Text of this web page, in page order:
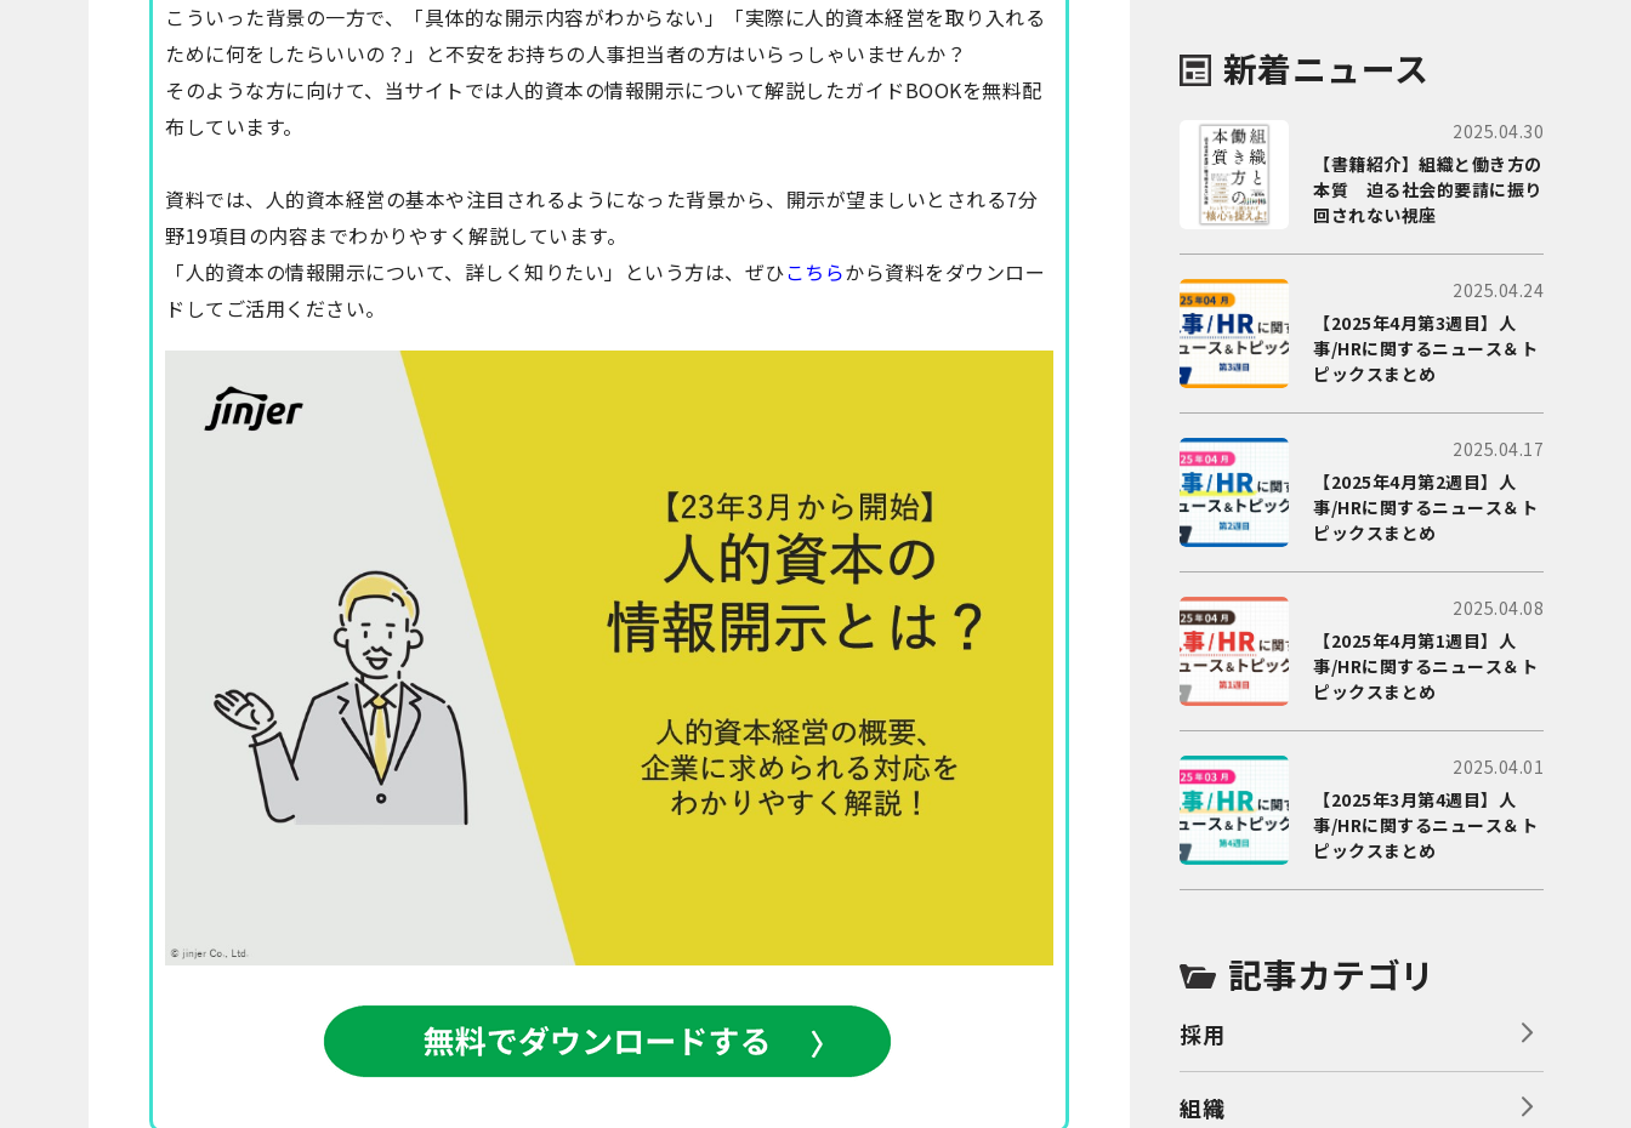
こういった背景の一方で、「具体的な開示内容がわからない」「実際に人的資本経営を取り入れる
ために何をしたらいいの？」と不安をお持ちの人事担当者の方はいらっしゃいませんか？
そのような方に向けて、当サイトでは人的資本の情報開示について解説したガイドBOOKを無料配
布しています。
資料では、人的資本経営の基本や注目されるようになった背景から、開示が望ましいとされる7分
野19項目の内容までわかりやすく解説しています。
「人的資本の情報開示について、詳しく知りたい」という方は、ぜひこちらから資料をダウンロー
ドしてご活用ください。
新着ニュース
2025.04.30
【書籍紹介】組織と働き方の
本質 迫る社会的要請に振り
回されない視座
2025.04.24
【2025年4月第3週目】人
事/HRに関するニュース＆ト
ピックスまとめ
2025.04.17
【2025年4月第2週目】人
事/HRに関するニュース＆ト
ピックスまとめ
2025.04.08
【2025年4月第1週目】人
事/HRに関するニュース＆ト
ピックスまとめ
2025.04.01
【2025年3月第4週目】人
事/HRに関するニュース＆ト
ピックスまとめ
記事カテゴリ
採用
組織